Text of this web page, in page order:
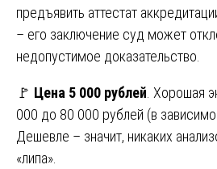
предъявить аттестат
– его заключение суд может
недопустимое доказательство.
🚩 Цена 5 000 рублей . Хорошая
000 до 80 000 рублей (в
Дешевле – значит, никаких
«липа».